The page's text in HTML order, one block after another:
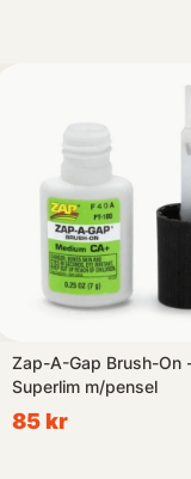
Zap-A-Gap Brush-On
Superlim m/pensel
85 kr